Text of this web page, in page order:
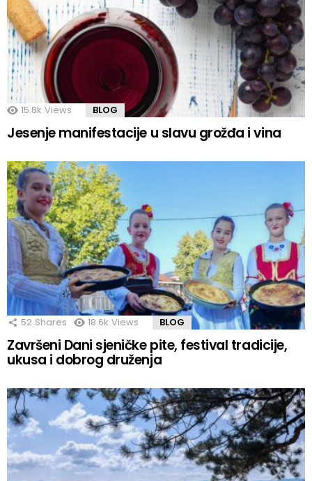
15.8k Views BLOG
Jesenje manifestacije u slavu grožđa i vina
52 Shares 18.6k Views BLOG
Završeni Dani sjeničke pite, festival tradicije,
ukusa i dobrog druženja